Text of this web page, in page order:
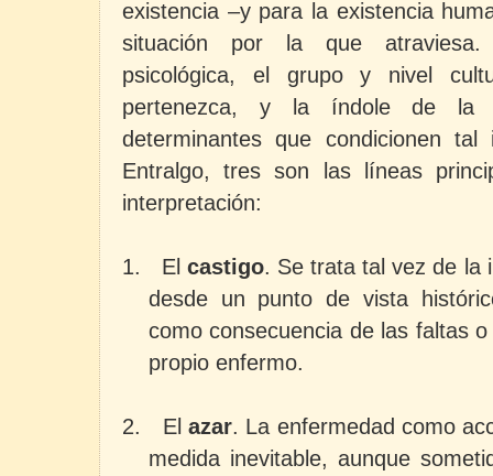
existencia –y para la existencia
situación por la que atraviesa.
psicológica, el grupo y nivel
pertenezca, y la índole de la
determinantes que condicionen
Entralgo, tres son las líneas
interpretación:
1. El castigo. Se trata tal vez de la
desde un punto de vista
como consecuencia de las faltas
propio enfermo.
2. Elazar. La enfermedad como
medida inevitable, aunque